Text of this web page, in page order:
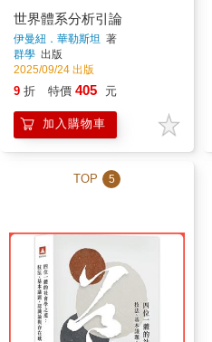
世界體系分析引論
伊曼紐．華勒斯坦 著
群學 出版
2025/09/24 出版
9 折 特價 405 元
加入購物車
TOP 5